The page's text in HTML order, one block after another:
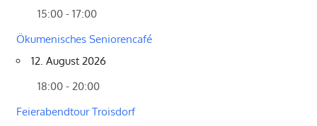
15:00 - 17:00
Ökumenisches Seniorencafé
12. August 2026
18:00 - 20:00
Feierabendtour Troisdorf